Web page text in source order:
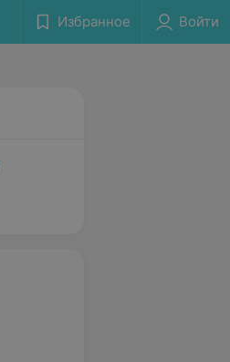
Избранное Войти